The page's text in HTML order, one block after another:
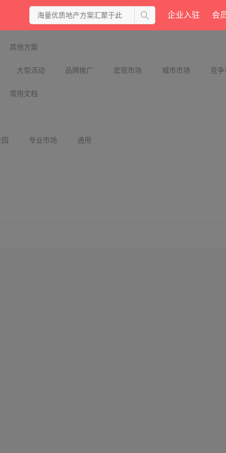
企业入驻 会
其他方案
大型活动 品牌推广 宏观市场 城市市场 竞
常用文档
专业市场 通用